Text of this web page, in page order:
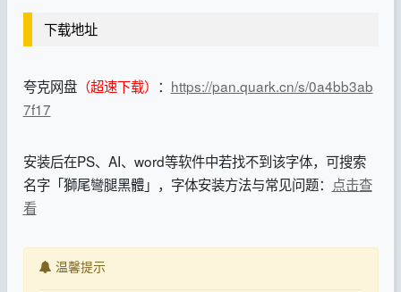
下载地址
夸克网盘（超速下载） ： https://pan.quark.cn/s/0a4bb3ab
7f17
安装后在PS、AI、word等软件中若找不到该字体，可搜索
名字「獅尾彎腿黑體」，字体安装方法与常见问题： 点击查
看
温馨提示